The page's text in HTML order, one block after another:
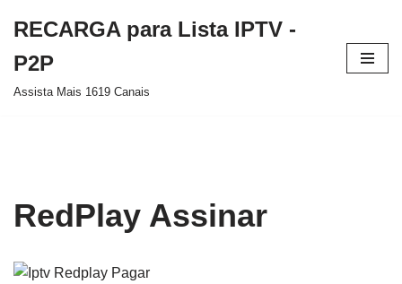
para
o
RECARGA para Lista IPTV -
P2P
Assista Mais 1619 Canais
RedPlay Assinar